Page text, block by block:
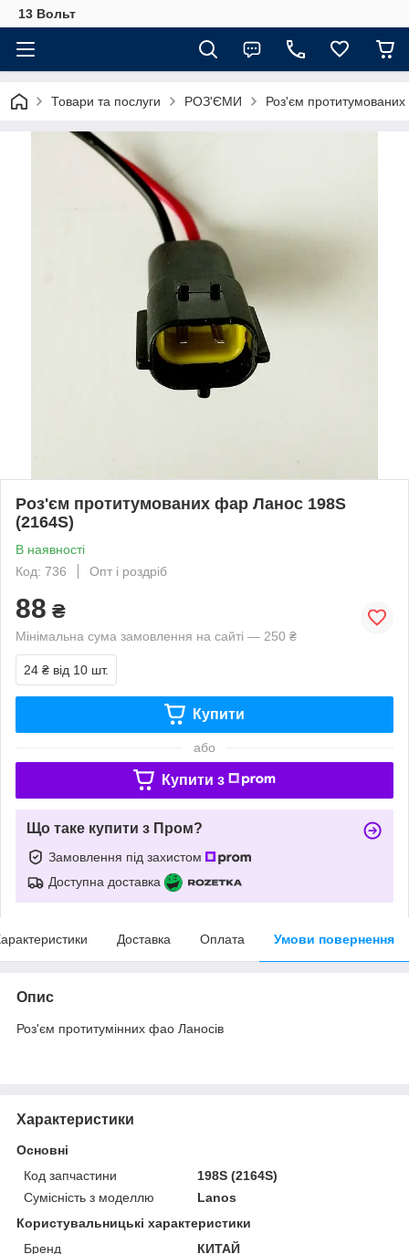
13 Вольт
Товари та послуги РОЗ'ЄМИ Роз'єм
Роз'єм протитумованих фар Ланос 198S
(2164S)
В наявності
Код: 736
Опт і роздріб
88 ₴
Мінімальна сума замовлення на сайті — 250 ₴
24 ₴ від 10 шт.
Купити
або
Купити з
Що таке купити з Пром?
Замовлення під захистом
Доступна доставка
Доставка Оплата Умови повернення
Опис
Роз'єм протитумінних фао Ланосів
Характеристики
Основні
Код запчастини
198S (2164S)
Сумісність з моделлю
Lanos
Користувальницькі характеристики
Бренд
КИТАЙ